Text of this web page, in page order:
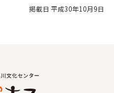
掲載日 平成30年10月9日